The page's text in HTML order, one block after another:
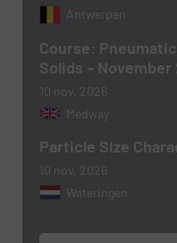
CAPTCHA
VERSTUREN
Antwerpen
Course:
Solids – November
10 nov, 2026
Medway
Particle Size
10 nov, 2026
Wateringen